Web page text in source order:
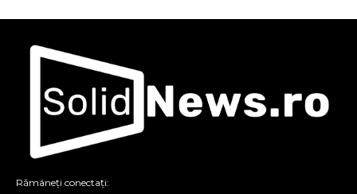
Rămâneți conectați: